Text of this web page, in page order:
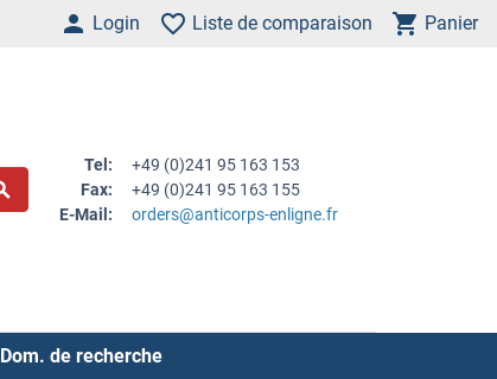
Login Liste de comparaison Panier
Tel:
+49 (0)241 95 163 153
Fax:
+49 (0)241 95 163 155
E-Mail:
orders@anticorps-enligne.fr
Dom. de recherche